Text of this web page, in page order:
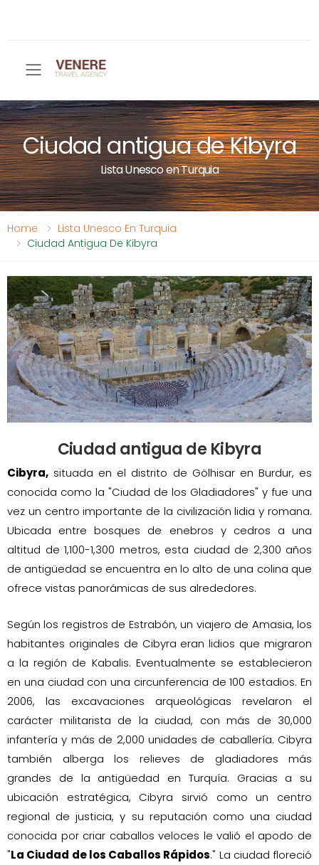
Toggle mobile menu
Ciudad antigua de Kibyra
Lista Unesco en Turquia
Home
Lista Unesco En Turquia
Ciudad Antigua De Kibyra
Ciudad antigua de Kibyra
Cibyra, situada en el distrito de Gölhisar en Burdur, es
conocida como la "Ciudad de los Gladiadores" y fue una
vez un centro importante de la civilización lidia y romana.
Ubicada entre bosques de enebros y cedros a una
altitud de 1,100-1,300 metros, esta ciudad de 2,300 años
de antigüedad se encuentra en lo alto de una colina que
ofrece vistas panorámicas de sus alrededores.
Según los registros de Estrabón, un viajero de Amasia, los
habitantes originales de Cibyra eran lidios que migraron
a la región de Kabalis. Eventualmente se establecieron
en una ciudad con una circunferencia de 100 estadios. En
2006, las excavaciones arqueológicas revelaron el
carácter militarista de la ciudad, con más de 30,000
infantería y más de 2,000 unidades de caballería. Cibyra
también alberga los relieves de gladiadores más
grandes de la antigüedad en Turquía. Gracias a su
ubicación estratégica, Cibyra sirvió como un centro
regional de justicia, y su reputación como una ciudad
conocida por criar caballos veloces le valió el apodo de
"La Ciudad de los Caballos Rápidos." La ciudad floreció